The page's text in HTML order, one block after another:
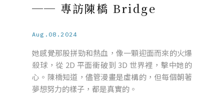
── 專訪陳橋 Bridge
Aug.08.2024
她感覺那股拼勁和熱血，像一顆迎面而來的火爆
殺球，從 2D 平面衝破到 3D 世界裡，擊中她的
心。陳橋知道，儘管漫畫是虛構的，但每個朝著
夢想努力的樣子，都是真實的。